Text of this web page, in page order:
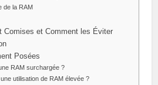
de la RAM
Comises et Comment les Éviter
Posées
RAM surchargée ?
utilisation de RAM élevée ?